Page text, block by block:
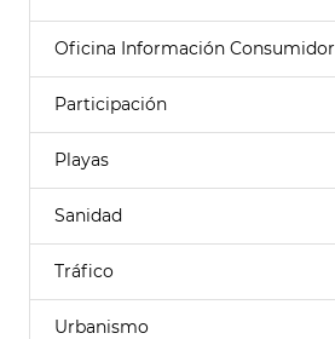
Oficina Información Consumidor
Participación
Playas
Sanidad
Tráfico
Urbanismo